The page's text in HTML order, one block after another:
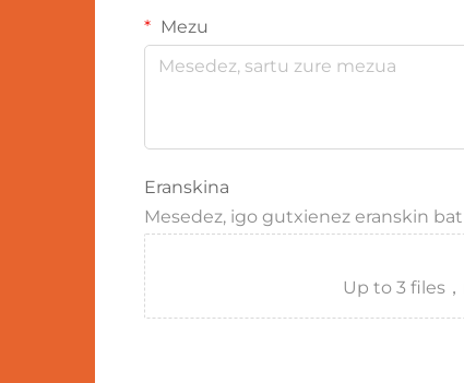
Mezu
Eranskina
Mesedez, igo gutxienez eranskin bat
Up to 3 files